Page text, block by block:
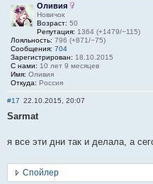
Оливия
Новичок
Возраст: 50
Репутация: 1364 (+1479/−115)
Лояльность: 796 (+871/−75)
Сообщения: 704
Зарегистрирован: 18.10.2015
С нами: 10 лет 9 месяцев
Имя: Оливия
Откуда: Россия
#17 22.10.2015, 20:07
Sarmat
я все эти дни так и делала, а
Спойлер